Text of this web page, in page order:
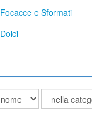
Focacce e Sformati
Dolci